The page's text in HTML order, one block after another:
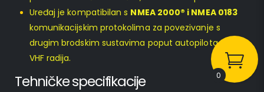
Uređaj je kompatibilan s NMEA 2000® i NMEA 0183
komunikacijskim protokolima za povezivanje s
drugim brodskim sustavima poput autopilota, AIS i
VHF radija.
Tehničke specifikacije 0